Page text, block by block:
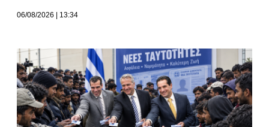
06/08/2026 13:34